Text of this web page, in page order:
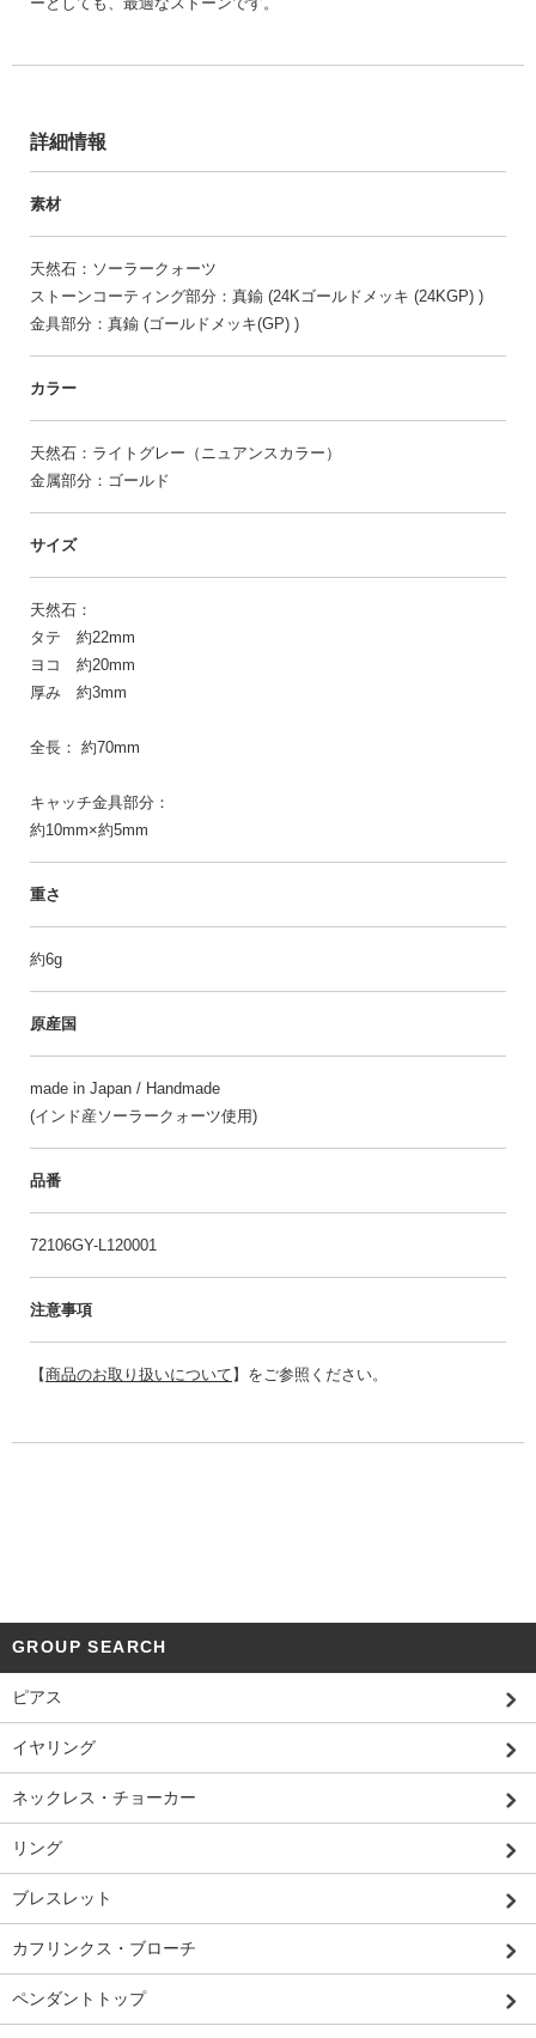
詳細情報
素材
天然石：ソーラークォーツ
ストーンコーティング部分：真鍮 (24Kゴールドメッキ (24KGP) )
金具部分：真鍮 (ゴールドメッキ(GP) )
カラー
天然石：ライトグレー（ニュアンスカラー）
金属部分：ゴールド
サイズ
天然石：
タテ 約22mm
ヨコ 約20mm
厚み 約3mm
全長： 約70mm
キャッチ金具部分：
約10mm×約5mm
重さ
約6g
原産国
made in Japan / Handmade
(インド産ソーラークォーツ使用)
品番
72106GY-L120001
注意事項
【商品のお取り扱いについて 】をご参照ください。
GROUP SEARCH
ピアス
イヤリング
ネックレス・チョーカー
リング
ブレスレット
カフリンクス・ブローチ
ペンダントトップ